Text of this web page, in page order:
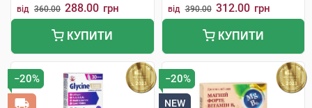
від 360.00 288.00 грн
КУПИТИ
від 390.00 312.00 грн
КУПИТИ
−20% −20%
NEW